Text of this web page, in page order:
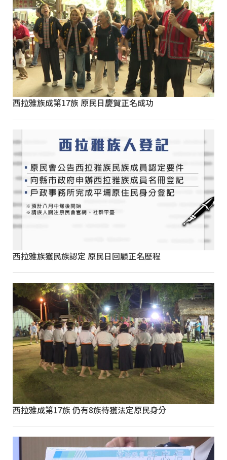
西拉雅族成第17族 原民日慶賀正名成功
西拉雅族獲民族認定 原民日回顧正名歷程
西拉雅成第17族 仍有8族待獲法定原民身分